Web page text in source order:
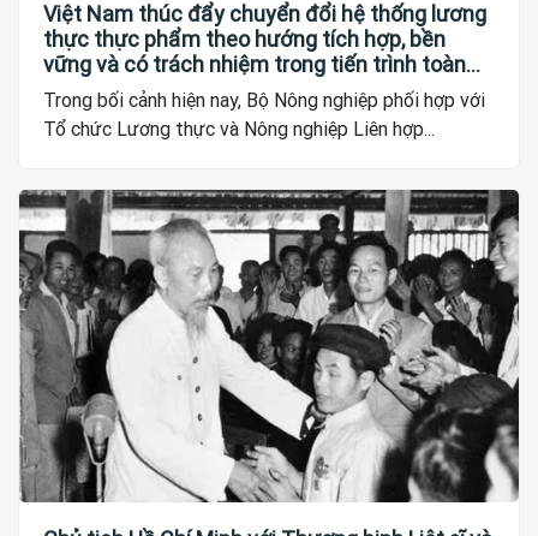
Việt Nam thúc đẩy chuyển đổi hệ thống lương
thực thực phẩm theo hướng tích hợp, bền
vững và có trách nhiệm trong tiến trình toàn
cầu
Trong bối cảnh hiện nay, Bộ Nông nghiệp phối hợp với
Tổ chức Lương thực và Nông nghiệp Liên hợp...